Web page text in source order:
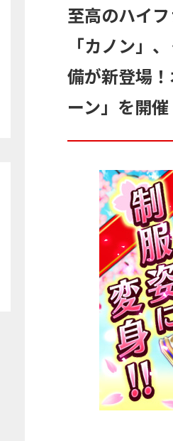
至高のハイ
「カノン」
備が新登場
ーン」を開催